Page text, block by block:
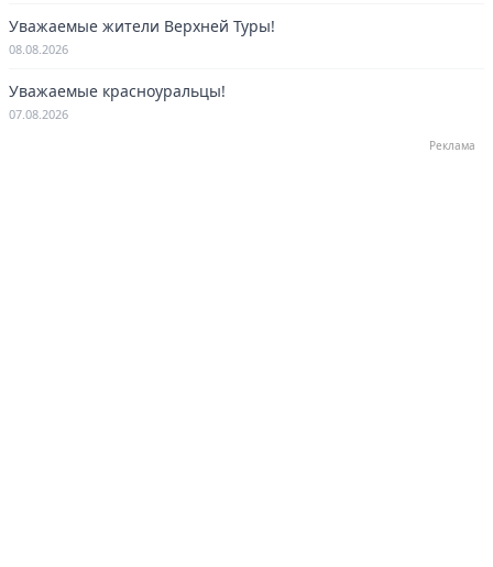
Уважаемые жители Верхней Туры!
08.08.2026
Уважаемые красноуральцы!
07.08.2026
Реклама